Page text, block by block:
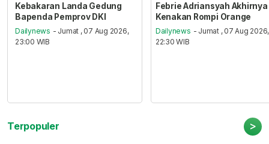
Kebakaran Landa Gedung
Bapenda Pemprov DKI
Dailynews - Jumat , 07 Aug 2026,
23:00 WIB
Febrie Adriansyah Akhirnya
Kenakan Rompi Orange
Dailynews - Jumat , 07 Aug 2026,
22:30 WIB
Terpopuler >